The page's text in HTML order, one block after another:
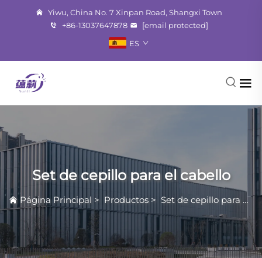
Yiwu, China No. 7 Xinpan Road, Shangxi Town
+86-13037647878
[email protected]
ES
Set de cepillo para el cabello
Página Principal > Productos > Set de cepillo para el cabello